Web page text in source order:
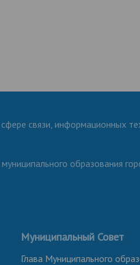
связи, информационных
образования
Муниципальный Совет
Глава Муниципального